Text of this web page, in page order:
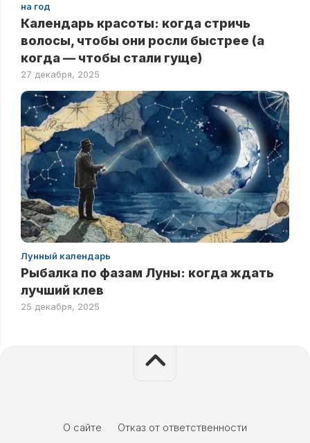
на год
Календарь красоты: когда стричь
волосы, чтобы они росли быстрее (а
когда — чтобы стали гуще)
27 декабря, 2025
Лунный календарь
Рыбалка по фазам Луны: когда ждать
лучший клев
25 декабря, 2025
О сайте Отказ от ответственности